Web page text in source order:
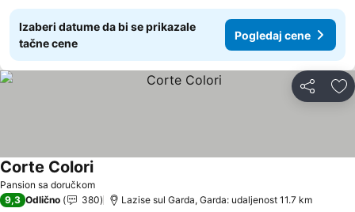
Izaberi datume da bi se prikazale
tačne cene
Pogledaj cene
Deli
Pansion sa doručkom
Corte ColoriPogledaj cene
9,3 Odlično 380 Lazise sul Garda, Garda: udaljenost 11.7 km